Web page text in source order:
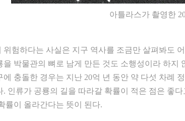
아틀라스가 촬영한
험하다는 사실은 지구 역사를 조금만 살펴봐도
을 박물관의 뼈로 남게 만든 것도 소행성이라 하지
에 충돌한 경우는 지난 20억 년 동안 약 다섯 차례
. 인류가 공룡의 길을 따라갈 확률이 적은 점은 좋
률이 올라간다는 뜻이 된다.